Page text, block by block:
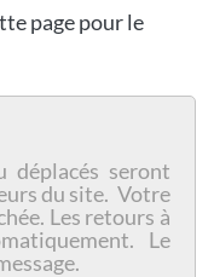
page pour le
déplacés seront
du site. Votre
Les retours à
Le